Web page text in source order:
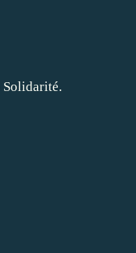
Solidarité.